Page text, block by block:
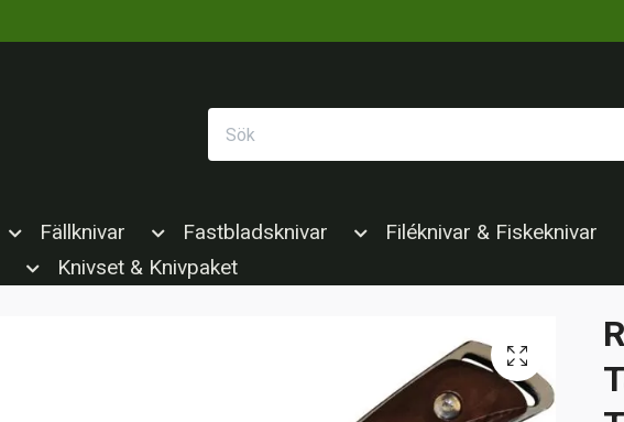
Fällknivar Fastbladsknivar Filéknivar & Fiskeknivar
Knivset & Knivpaket